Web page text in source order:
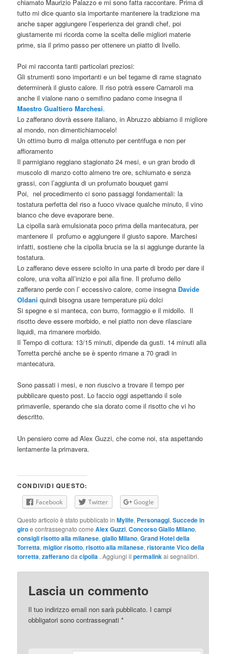
chiamato Maurizio Palazzo e mi sono fatta raccontare. Prima di
tutto mi dice quanto sia importante mantenere la tradizione ma
anche saper aggiungere l’esperienza dei grandi chef, poi
giustamente mi ricorda come la scelta delle migliori materie
prime, sia il primo passo per ottenere un piatto di livello.
Poi mi racconta tanti particolari preziosi:
Gli strumenti sono importanti e un bel tegame di rame stagnato
determinerà il giusto calore. Il riso potrà essere Carnaroli ma
anche il vialone nano o semifino padano come insegna il
Maestro Gualtiero Marchesi.
Lo zafferano dovrà essere italiano, in Abruzzo abbiamo il migliore
al mondo, non dimentichiamocelo!
Un ottimo burro di malga ottenuto per centrifuga e non per
affioramento
Il parmigiano reggiano stagionato 24 mesi, e un gran brodo di
muscolo di manzo cotto almeno tre ore, schiumato e senza
grassi, con l’aggiunta di un profumato bouquet garni
Poi, nel procedimento ci sono passaggi fondamentali: la
tostatura perfetta del riso a fuoco vivace qualche minuto, il vino
bianco che deve evaporare bene.
La cipolla sarà emulsionata poco prima della mantecatura, per
mantenere il profumo e aggiungere il giusto sapore. Marchesi
infatti, sostiene che la cipolla brucia se la si aggiunge durante la
tostatura.
Lo zafferano deve essere sciolto in una parte di brodo per dare il
colore, una volta all’inizio e poi alla fine. Il profumo dello
zafferano perde con l’ eccessivo calore, come insegna Davide
Oldani quindi bisogna usare temperature più dolci
Si spegne e si manteca, con burro, formaggio e il midollo. Il
risotto deve essere morbido, e nel piatto non deve rilasciare
liquidi, ma rimanere morbido.
Il Tempo di cottura: 13/15 minuti, dipende da gusti. 14 minuti alla
Torretta perché anche se è spento rimane a 70 gradi in
mantecatura.
Sono passati i mesi, e non riuscivo a trovare il tempo per
pubblicare questo post. Lo faccio oggi aspettando il sole
primaverile, sperando che sia dorato come il risotto che vi ho
descritto.
Un pensiero corre ad Alex Guzzi, che come noi, sta aspettando
lentamente la primavera.
CONDIVIDI QUESTO:
Facebook Twitter Google
Questo articolo è stato pubblicato inMylife, Personaggi,Succede in
giroe contrassegnato comeAlex Guzzi,Concorso Giallo Milano,
consigli risotto alla milanese,giallo Milano,Grand Hotel della
Torretta,miglior risotto,risotto alla milanese,ristorante Vico della
torretta,zafferanodacipolla . Aggiungi ilpermalinkai segnalibri.
Lascia un commento
Il tuo indirizzo email non sarà pubblicato. I campi
obbligatori sono contrassegnati*